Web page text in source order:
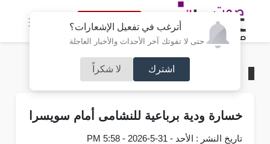
أترغب في تفعيل الإشعارات؟
حتى لا تفوتك آخر الأحداث والأخبار العاجلة
اشترك لا شكراً
النسخة الكاملة
رياضة
خسارة ودية برباعية للنشامى أمام سويسرا
تاريخ النشر : الأحد - 31-5-2026 - 5:58 PM